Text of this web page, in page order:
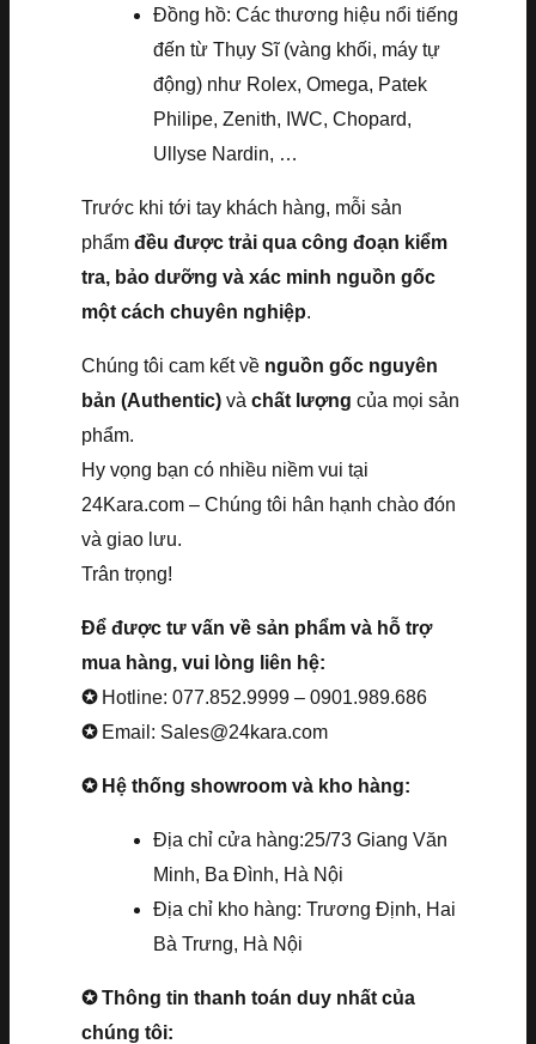
Đồng hồ: Các thương hiệu nổi tiếng
đến từ Thụy Sĩ (vàng khối, máy tự
động) như Rolex, Omega, Patek
Philipe, Zenith, IWC, Chopard,
Ullyse Nardin, …
Trước khi tới tay khách hàng, mỗi sản
phẩm đều được trải qua công đoạn kiểm
tra, bảo dưỡng và xác minh nguồn gốc
một cách chuyên nghiệp.
Chúng tôi cam kết về nguồn gốc nguyên
bản (Authentic) và chất lượng của mọi sản
phẩm.
Hy vọng bạn có nhiều niềm vui tại
24Kara.com – Chúng tôi hân hạnh chào đón
và giao lưu.
Trân trọng!
Để được tư vấn về sản phẩm và hỗ trợ
mua hàng, vui lòng liên hệ:
✪ Hotline: 077.852.9999 – 0901.989.686
✪ Email: Sales@24kara.com
✪ Hệ thống showroom và kho hàng:
Địa chỉ cửa hàng:25/73 Giang Văn
Minh, Ba Đình, Hà Nội
Địa chỉ kho hàng: Trương Định, Hai
Bà Trưng, Hà Nội
✪ Thông tin thanh toán duy nhất của
chúng tôi: